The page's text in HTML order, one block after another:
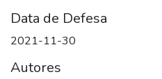
Data de Defesa
2021-11-30
Autores